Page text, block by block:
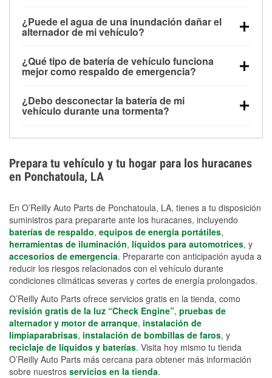
alimentar pequeños accesorios durante un tiempo
limitado, pero el uso repetido sin conducir el vehículo
contar con un equipo de carga de respaldo para
cortes prolongados.
¿Puede el agua de una inundación dañar el
alternador de mi vehículo?
parte baja del compartimento del motor y pueden
dañarse si se sumergen, lo que puede provocar una
días después de la exposición.
¿Qué tipo de batería de vehículo funciona
mejor como respaldo de emergencia?
para aplicaciones de ciclo profundo porque son
selladas, resistentes a las vibraciones y más
¿Debo desconectar la batería de mi
vehículo durante una tormenta?
los daños por inundación. Evitar el agua estancada y
preparar opciones de carga de respaldo son
medidas de protección más efectivas.
Prepara tu vehículo y tu hogar para los huracanes
en Ponchatoula, LA
En O’Reilly Auto Parts de Ponchatoula, LA, tienes a tu disposición
suministros para prepararte ante los huracanes, incluyendo
baterías de respaldo, equipos de energía portátiles,
herramientas de iluminación, líquidos para automotrices, y
accesorios de emergencia. Prepararte con anticipación ayuda a
reducir los riesgos relacionados con el vehículo durante
condiciones climáticas severas y cortes de energía prolongados.
O’Reilly Auto Parts ofrece servicios gratis en la tienda, como
revisión gratis de la luz “Check Engine”, pruebas de
alternador y motor de arranque, instalación de
limpiaparabrisas, instalación de bombillas de faros, y
reciclaje de líquidos y baterías. Visita hoy mismo tu tienda
O’Reilly Auto Parts más cercana para obtener más información
sobre nuestros servicios en la tienda.